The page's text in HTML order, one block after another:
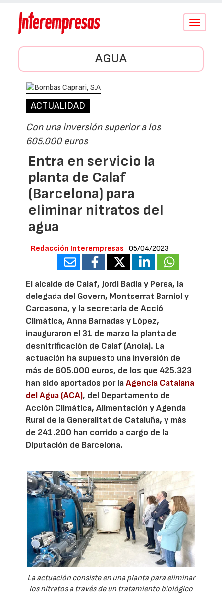
Conmutar
AGUA
ACTUALIDAD
Con una inversión superior a los
605.000 euros
Entra en servicio la
planta de Calaf
(Barcelona) para
eliminar nitratos del
agua
Redacción Interempresas 05/04/2023
El alcalde de Calaf, Jordi Badia y Perea, la
delegada del Govern, Montserrat Barniol y
Carcasona, y la secretaria de Acció
Climàtica, Anna Barnadas y López,
inauguraron el 31 de marzo la planta de
desnitrificación de Calaf (Anoia). La
actuación ha supuesto una inversión de
más de 605.000 euros, de los que 425.323
han sido aportados por laAgencia Catalana
del Agua (ACA), del Departamento de
Acción Climática, Alimentación y Agenda
Rural de la Generalitat de Cataluña, y más
de 241.200 han corrido a cargo de la
Diputación de Barcelona.
La actuación consiste en una planta para eliminar
los nitratos a través de un tratamiento biológico